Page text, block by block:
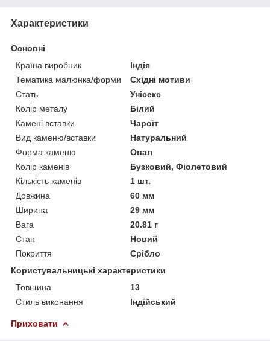
Характеристики
Основні
Країна виробник
Індія
Тематика малюнка/форми
Східні мотиви
Стать
Унісекс
Колір металу
Білий
Камені вставки
Чароїт
Вид каменю/вставки
Натуральний
Форма каменю
Овал
Колір каменів
Бузковий, Фіолетовий
Кількість каменів
1 шт.
Довжина
60 мм
Ширина
29 мм
Вага
20.81 г
Стан
Новий
Покриття
Срібло
Користувальницькі характеристики
Товщина
13
Стиль виконання
Індійський
Приховати